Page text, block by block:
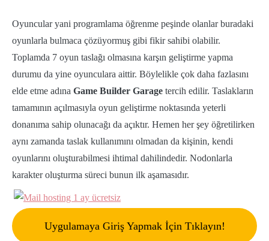
Oyuncular yani programlama öğrenme peşinde olanlar buradaki
oyunlarla bulmaca çözüyormuş gibi fikir sahibi olabilir.
Toplamda 7 oyun taslağı olmasına karşın geliştirme yapma
durumu da yine oyunculara aittir. Böylelikle çok daha fazlasını
elde etme adına Game Builder Garage tercih edilir. Taslakların
tamamının açılmasıyla oyun geliştirme noktasında yeterli
donanıma sahip olunacağı da açıktır. Hemen her şey öğretilirken
aynı zamanda taslak kullanımını olmadan da kişinin, kendi
oyunlarını oluşturabilmesi ihtimal dahilindedir. Nodonlarla
karakter oluşturma süreci bunun ilk aşamasıdır.
Uygulamaya Giriş Yapmak İçin Tıklayın!